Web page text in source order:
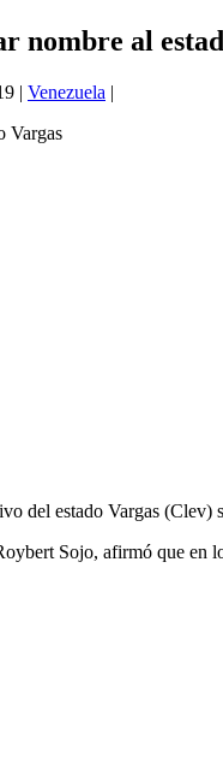
nombre al
| Venezuela |
del estado Vargas
Sojo, afirmó que en